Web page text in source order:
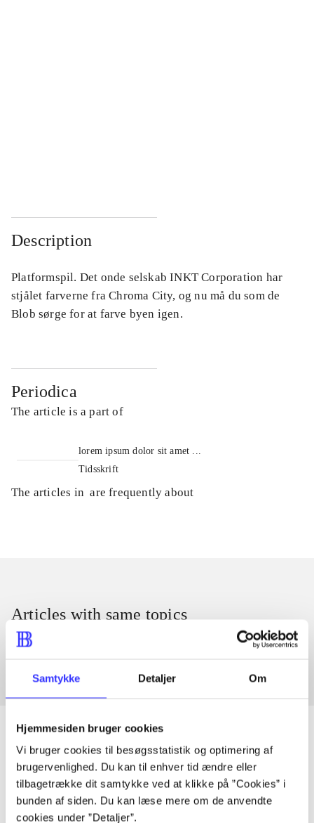
Samtykke Detaljer Om
Hjemmesiden bruger cookies
Vi bruger cookies til besøgsstatistik og optimering af
brugervenlighed. Du kan til enhver tid ændre eller
tilbagetrække dit samtykke ved at klikke på ”Cookies” i
bunden af siden. Du kan læse mere om de anvendte
cookies under ”Detaljer”.
Description
Platformspil. Det onde selskab INKT Corporation har
stjålet farverne fra Chroma City, og nu må du som de
Blob sørge for at farve byen igen.
Periodica
The article is a part of
lorem ipsum dolor sit amet ...
Tidsskrift
The articles in are frequently about
Articles with same topics
In
Articles
All registered articles grouped by issue